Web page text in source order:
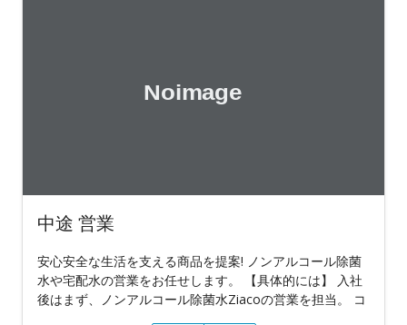
中途 営業
安心安全な生活を支える商品を提案! ノンアルコール除菌
水や宅配水の営業をお任せします。 【具体的には】 入社
後はまず、ノンアルコール除菌水Ziacoの営業を担当。 コ